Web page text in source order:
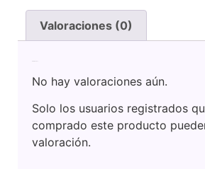
Valoraciones (0)
No hay valoraciones aún.
Solo los usuarios registrados
comprado este producto
valoración.